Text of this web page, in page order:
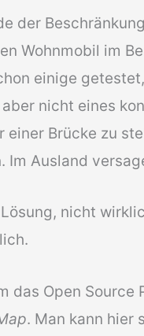
der
Wohnmobil im
einige
nicht eines
einer Brücke zu
Im Ausland
nicht
das Open Source
. Man kann hier